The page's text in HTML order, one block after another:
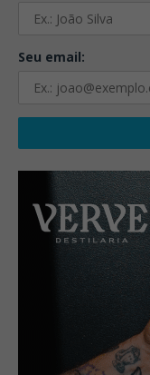
Seu email: